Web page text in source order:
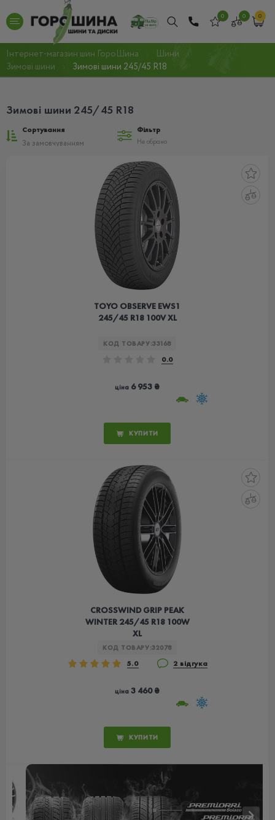
0 0 0
Інтернет-магазин шин ГороШина
Шини
Зимові шини
Зимові шини 245/45 R18
Зимові шини 245/45 R18
Сортування
Фільтр
Не обрано
TOYO OBSERVE EWS1
245/45 R18 100V XL
КОД ТОВАРУ:33168
0.0
ціна 6 953 ₴
КУПИТИ
CROSSWIND GRIP PEAK
WINTER 245/45 R18 100W
XL
КОД ТОВАРУ:32078
5.0 2 відгука
ціна 3 460 ₴
КУПИТИ